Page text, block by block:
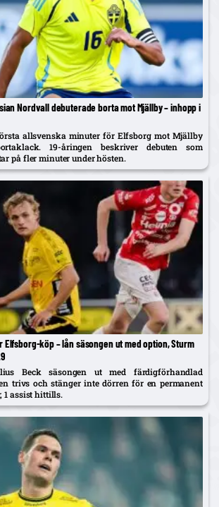
Nordvall debuterade borta mot Mjällby – inhopp i
allsvenska minuter för Elfsborg mot Mjällby
19-åringen beskriver debuten som
på fler minuter under hösten.
köp – lån säsongen ut med option, Sturm
Beck säsongen ut med färdigförhandlad
trivs och stänger inte dörren för en permanent
1 assist hittills.